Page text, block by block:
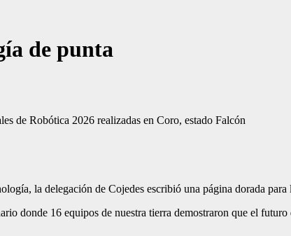
de punta
de Robótica 2026 realizadas en Coro, estado Falcón
la delegación de Cojedes escribió una página dorada para
donde 16 equipos de nuestra tierra demostraron que el